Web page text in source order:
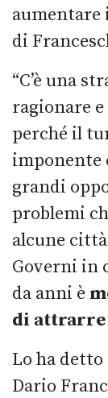
aumentare
di
“C’è una
ragionare
perché il
imponente
grandi
problemi
alcune
Governi in
da anni è
di
Lo ha
Dario